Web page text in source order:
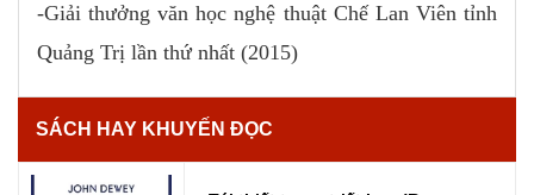
-Giải thưởng văn học nghệ thuật Chế Lan Viên tỉnh
Quảng Trị lần thứ nhất (2015)
SÁCH HAY KHUYẾN ĐỌC